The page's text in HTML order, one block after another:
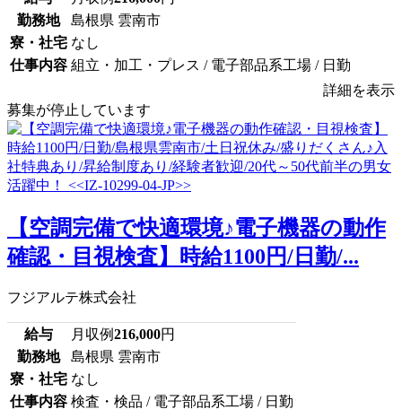
勤務地
島根県 雲南市
寮・社宅 なし
仕事内容 組立・加工・プレス / 電子部品系工場 / 日勤
詳細を表示
募集が停止しています
【空調完備で快適環境♪電子機器の動作
確認・目視検査】時給1100円/日勤/...
フジアルテ株式会社
給与 月収例216,000円
勤務地
島根県 雲南市
寮・社宅 なし
仕事内容 検査・検品 / 電子部品系工場 / 日勤